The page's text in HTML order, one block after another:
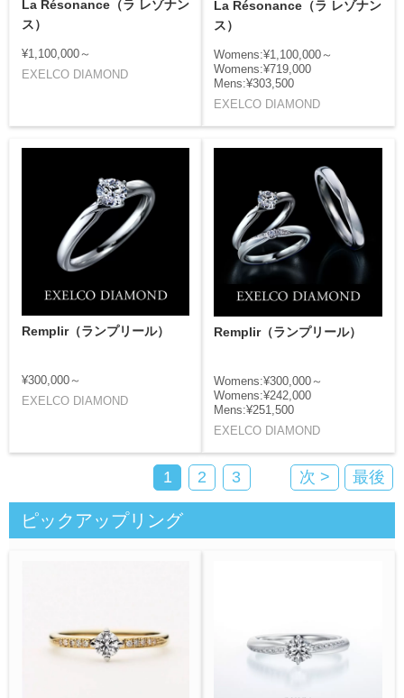
La Résonance（ラ レゾナン
ス）
¥1,100,000～
EXELCO DIAMOND
La Résonance（ラ レゾナン
ス）
Womens:¥1,100,000～
Womens:¥719,000
Mens:¥303,500
EXELCO DIAMOND
Remplir（ランプリール）
¥300,000～
EXELCO DIAMOND
Remplir（ランプリール）
Womens:¥300,000～
Womens:¥242,000
Mens:¥251,500
EXELCO DIAMOND
1 2 3 次 > 最後
ピックアップリング